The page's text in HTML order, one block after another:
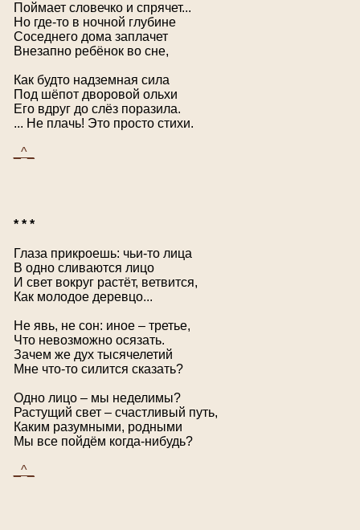
Поймает словечко и спрячет...
Но где-то в ночной глубине
Соседнего дома заплачет
Внезапно ребёнок во сне,
Как будто надземная сила
Под шёпот дворовой ольхи
Его вдруг до слёз поразила.
... Не плачь! Это просто стихи.
_^_
* * *
Глаза прикроешь: чьи-то лица
В одно сливаются лицо
И свет вокруг растёт, ветвится,
Как молодое деревцо...
Не явь, не сон: иное – третье,
Что невозможно осязать.
Зачем же дух тысячелетий
Мне что-то силится сказать?
Одно лицо – мы неделимы?
Растущий свет – счастливый путь,
Каким разумными, родными
Мы все пойдём когда-нибудь?
_^_